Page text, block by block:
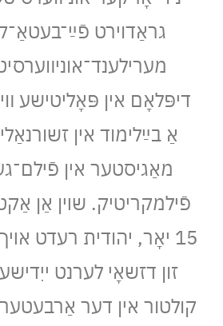
גראַדוירט
דיפּלאָם אין פּאָליטישע
אַ בײַלימוד אין
מאַגיסטער אין
פֿילמקריטיק. שױן אַן
15 יאָר, יהודית רעדט
זון דזשאָי לערנט
קולטור אין דער